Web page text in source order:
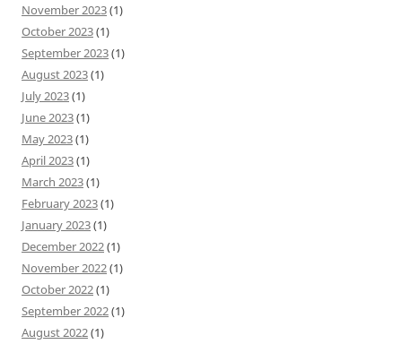
November 2023(1)
October 2023(1)
September 2023(1)
August 2023(1)
July 2023(1)
June 2023(1)
May 2023(1)
April 2023(1)
March 2023(1)
February 2023(1)
January 2023(1)
December 2022(1)
November 2022(1)
October 2022(1)
September 2022(1)
August 2022(1)